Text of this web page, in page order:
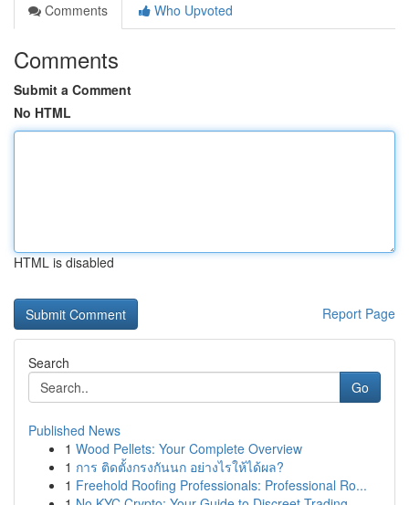
Comments
Who Upvoted
Comments
Submit a Comment
No HTML
HTML is disabled
Report Page
Search
Go
Published News
1 Wood Pellets: Your Complete Overview
1 การ ติดตั้งกรงกันนก อย่างไรให้ได้ผล?
1 Freehold Roofing Professionals: Professional Ro...